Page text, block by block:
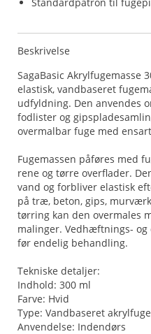
Beskrivelse
SagaBasic Akrylfugemasse
elastisk, vandbaseret
udfyldning. Den anvendes
fodlister og
overmalbar fuge med
Fugemassen påføres med
rene og tørre overflader.
vand og forbliver elastisk
på træ, beton, gips,
tørring kan den overmales
malinger. Vedhæftnings-
før endelig behandling.
Tekniske detaljer:
Indhold: 300 ml
Farve: Hvid
Type: Vandbaseret
Anvendelse: Indendørs